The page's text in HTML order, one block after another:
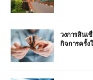
วงการสินเ
กิจการครั้ง